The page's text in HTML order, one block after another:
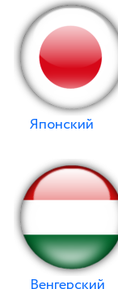
Японский
Венгерский